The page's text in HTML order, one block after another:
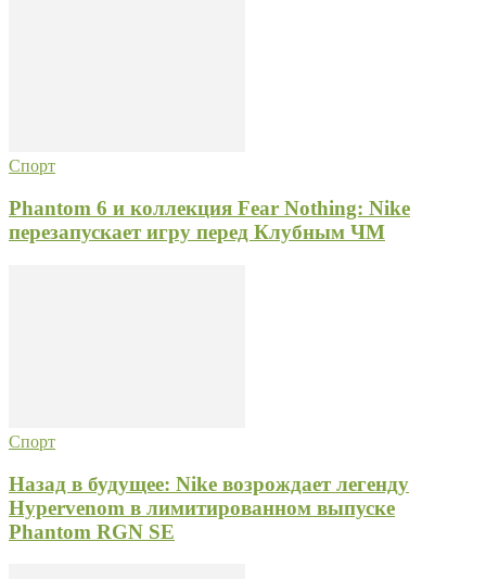
Спорт
Phantom 6 и коллекция Fear Nothing: Nike
перезапускает игру перед Клубным ЧМ
Спорт
Назад в будущее: Nike возрождает легенду
Hypervenom в лимитированном выпуске
Phantom RGN SE